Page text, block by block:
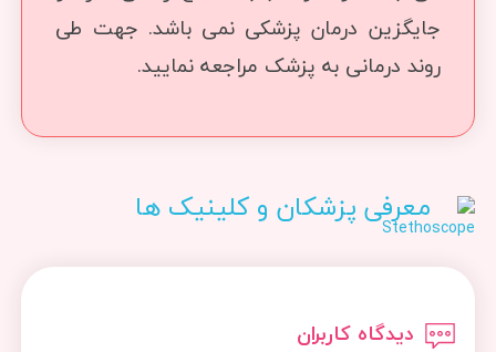
جایگزین درمان پزشکی نمی باشد. جهت طی
روند درمانی به پزشک مراجعه نمایید.
معرفی پزشکان و کلینیک ها
دیدگاه کاربران